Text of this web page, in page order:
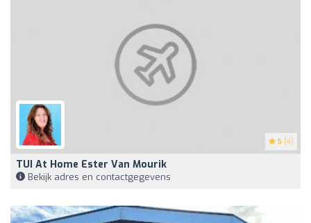
5 (4)
TUI At Home Ester Van Mourik
Bekijk adres en contactgegevens